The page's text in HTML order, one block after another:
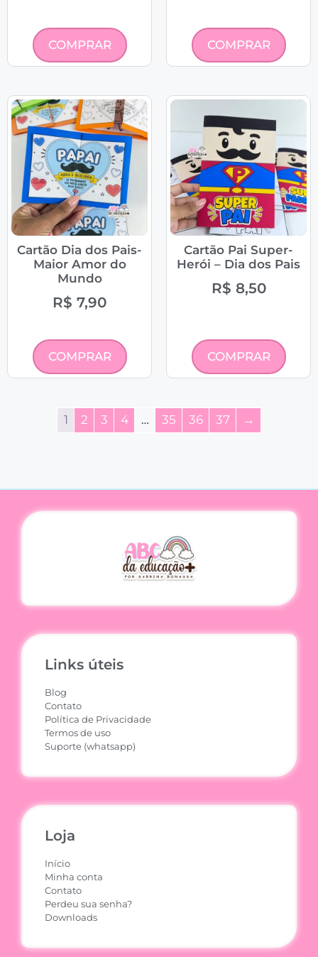
COMPRAR COMPRAR
Cartão Dia dos Pais-
Maior Amor do
Mundo
R$ 7,90
COMPRAR
Cartão Pai Super-
Herói – Dia dos Pais
R$ 8,50
COMPRAR
1 2 3 4 … 35 36 37 →
Links úteis
Blog
Contato
Política de Privacidade
Termos de uso
Suporte (whatsapp)
Loja
Início
Minha conta
Contato
Perdeu sua senha?
Downloads